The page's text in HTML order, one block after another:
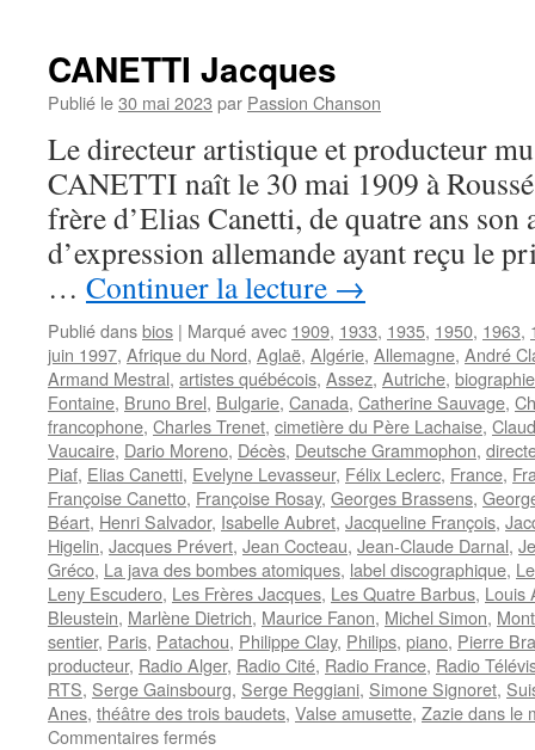
CANETTI Jacques
Publié le30 mai 2023 par Passion Chanson
Le directeur artistique et producteur
CANETTI naît le 30 mai 1909 à
frère d’Elias Canetti, de quatre ans son
d’expression allemande ayant reçu le
… Continuer la lecture →
Publié dansbios | Marqué avec 1909, 1933, 1935, 1950, 1963,
juin 1997, Afrique du Nord, Aglaë, Algérie, Allemagne, André
Armand Mestral, artistes québécois, Assez, Autriche, biographie
Fontaine, Bruno Brel, Bulgarie, Canada, Catherine Sauvage,
francophone, Charles Trenet, cimetière du Père Lachaise,
Vaucaire, Dario Moreno, Décès, Deutsche Grammophon,
Piaf, Elias Canetti, Evelyne Levasseur, Félix Leclerc, France,
Françoise Canetto, Françoise Rosay, Georges Brassens,
Béart, Henri Salvador, Isabelle Aubret, Jacqueline François,
Higelin, Jacques Prévert, Jean Cocteau, Jean-Claude Darnal,
Gréco, La java des bombes atomiques, label discographique,
Leny Escudero, Les Frères Jacques, Les Quatre Barbus, Louis
Bleustein, Marlène Dietrich, Maurice Fanon, Michel Simon,
sentier, Paris, Patachou, Philippe Clay, Philips, piano, Pierre
producteur, Radio Alger, Radio Cité, Radio France, Radio
RTS, Serge Gainsbourg, Serge Reggiani, Simone Signoret,
Anes, théâtre des trois baudets, Valse amusette, Zazie dans le
Commentaires ferméssur